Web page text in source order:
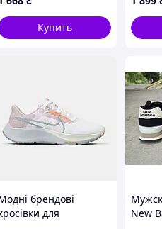
себе 100%
доказательством
Купить
брендові
для
New